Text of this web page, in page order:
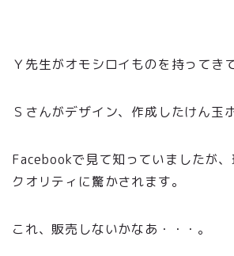
Ｙ先生がオモシロイものを持ってき
Ｓさんがデザイン、作成したけん玉
Facebookで見て知っていましたが
クオリティに驚かされます。
これ、販売しないかなあ・・・。